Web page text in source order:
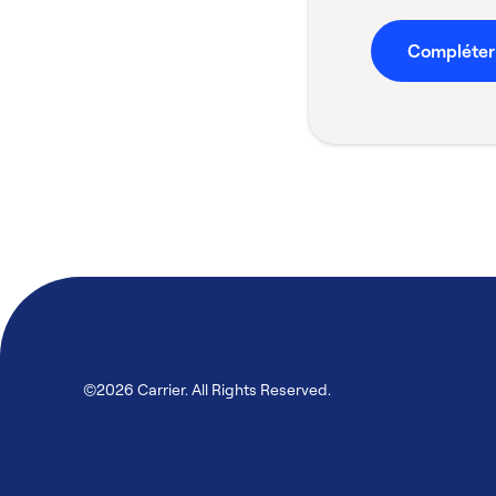
©2026 Carrier. All Rights Reserved.